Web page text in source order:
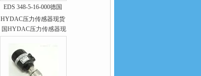
EDS 348-5-16-000德国
HYDAC压力传感器现货
清场*